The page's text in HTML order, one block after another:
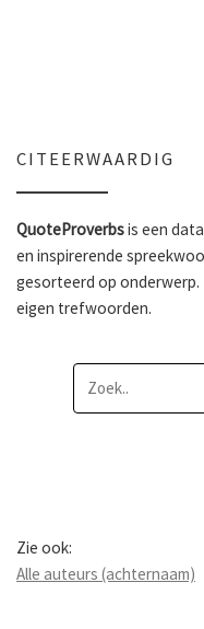
CITEERWAARDIG
QuoteProverbsis een
en inspirerende
gesorteerd op onderwerp.
eigen trefwoorden.
Zie ook:
Alle auteurs (achternaam)